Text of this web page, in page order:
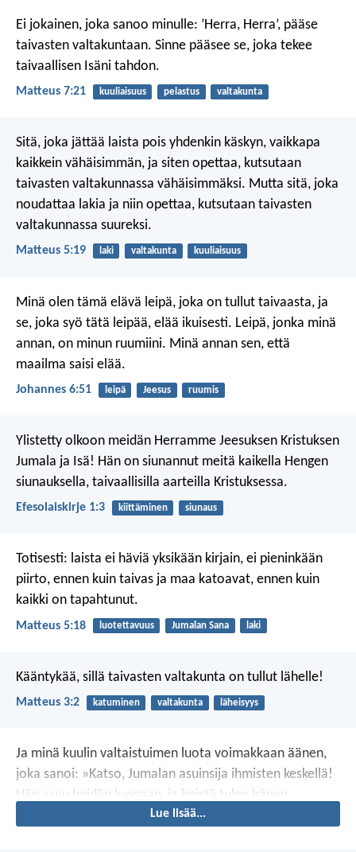
Ei jokainen, joka sanoo minulle: ’Herra, Herra’, pääse
taivasten valtakuntaan. Sinne pääsee se, joka tekee
taivaallisen Isäni tahdon.
Matteus 7:21 kuuliaisuus pelastus valtakunta
Sitä, joka jättää laista pois yhdenkin käskyn, vaikkapa
kaikkein vähäisimmän, ja siten opettaa, kutsutaan
taivasten valtakunnassa vähäisimmäksi. Mutta sitä, joka
noudattaa lakia ja niin opettaa, kutsutaan taivasten
valtakunnassa suureksi.
Matteus 5:19 laki valtakunta kuuliaisuus
Minä olen tämä elävä leipä, joka on tullut taivaasta, ja
se, joka syö tätä leipää, elää ikuisesti. Leipä, jonka minä
annan, on minun ruumiini. Minä annan sen, että
maailma saisi elää.
Johannes 6:51 leipä Jeesus ruumis
Ylistetty olkoon meidän Herramme Jeesuksen Kristuksen
Jumala ja Isä! Hän on siunannut meitä kaikella Hengen
siunauksella, taivaallisilla aarteilla Kristuksessa.
Efesolaiskirje 1:3 kiittäminen siunaus
Totisesti: laista ei häviä yksikään kirjain, ei pieninkään
piirto, ennen kuin taivas ja maa katoavat, ennen kuin
kaikki on tapahtunut.
Matteus 5:18 luotettavuus Jumalan Sana laki
Kääntykää, sillä taivasten valtakunta on tullut lähelle!
Matteus 3:2 katuminen valtakunta läheisyys
Ja minä kuulin valtaistuimen luota voimakkaan äänen,
joka sanoi: »Katso, Jumalan asuinsija ihmisten keskellä!
Hän asuu heidän luonaan, ja heistä tulee hänen
kansansa. Jumala itse on heidän luonaan, ja hän pyyhkii
Lue lisää...